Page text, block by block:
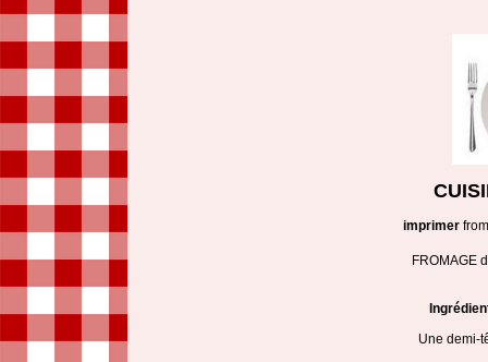
imprimer
FROMAGE
Une demi-